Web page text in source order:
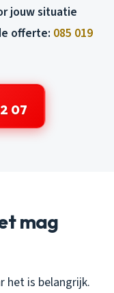
jouw situatie
offerte: 085 019
07
mag
het is belangrijk.